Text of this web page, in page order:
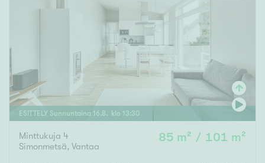
ESITTELY Sunnuntaina 16. 8 . klo 13:30
Minttukuja 4
Simonmetsä, Vantaa
85 m² / 101 m²